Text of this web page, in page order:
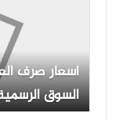
أسعار صرف
السوق الرسمية (الأحد